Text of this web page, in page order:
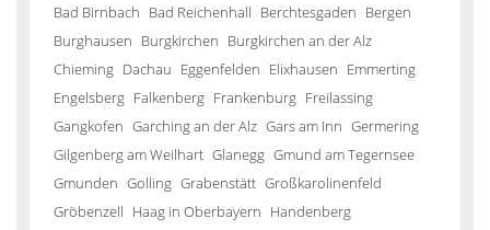
Bad Birnbach Bad Reichenhall Berchtesgaden Bergen
Burghausen Burgkirchen Burgkirchen an der Alz
Chieming Dachau Eggenfelden Elixhausen Emmerting
Engelsberg Falkenberg Frankenburg Freilassing
Gangkofen Garching an der Alz Gars am Inn Germering
Gilgenberg am Weilhart Glanegg Gmund am Tegernsee
Gmunden Golling Grabenstätt Großkarolinenfeld
Gröbenzell Haag in Oberbayern Handenberg